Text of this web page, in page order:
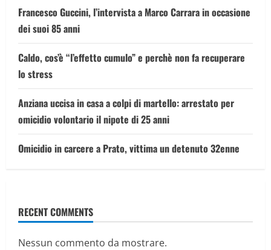
Francesco Guccini, l’intervista a Marco Carrara in occasione
dei suoi 85 anni
Caldo, cos’è “l’effetto cumulo” e perchè non fa recuperare
lo stress
Anziana uccisa in casa a colpi di martello: arrestato per
omicidio volontario il nipote di 25 anni
Omicidio in carcere a Prato, vittima un detenuto 32enne
RECENT COMMENTS
Nessun commento da mostrare.